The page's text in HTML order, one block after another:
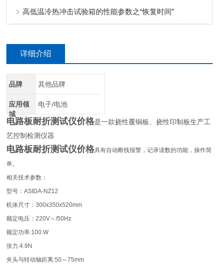
高低温冷热冲击试验箱的性能参数之“恢复时间”
详细介绍
品牌 其他品牌
应用领
域
电子/电池
电路板耐折测试仪价格是一款挠性覆铜板、挠性印制板生产工
艺控制检测仪器
电路板耐折测试仪价格具有自动断线报警，记录读数的功能，操作简
单。
相关技术参数：
型号：ASIDA-NZ12
机体尺寸：300x350x520mm
额定电压：220V～/50Hz
额定功率:100 W
张力:4.9N
夹头与转动轴距离:50～75mm